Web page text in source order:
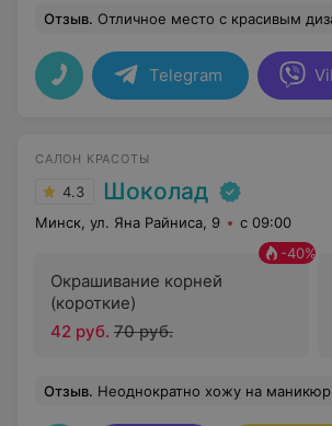
Отзыв. Отличное место с красивым
Telegram
САЛОН КРАСОТЫ
4.3 Шоколад
Минск, ул. Яна Райниса, 9 с 09:00
Окрашивание корней
(короткие)
-40%
42 руб. 70 руб.
Отзыв. Неоднократно хожу на маникюр+ долговременное покрытие- всегда самые лучшие